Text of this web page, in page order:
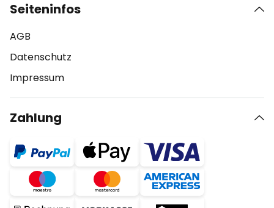
Seiteninfos
AGB
Datenschutz
Impressum
Zahlung